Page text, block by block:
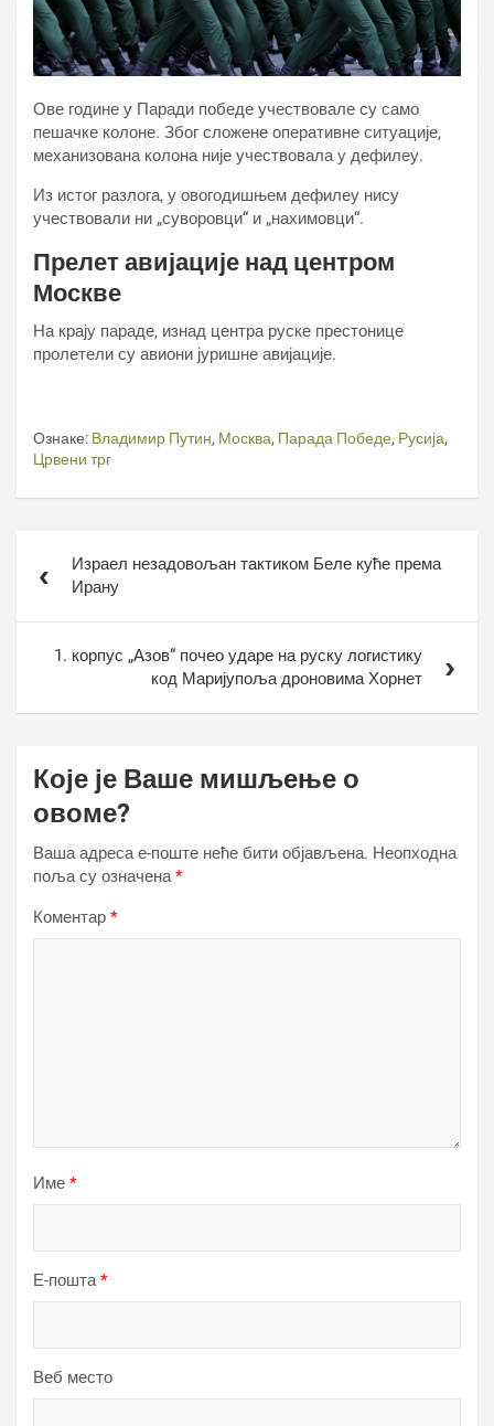
Ове године у Паради победе учествовале су само
пешачке колоне. Због сложене оперативне ситуације,
механизована колона није учествовала у дефилеу.
Из истог разлога, у овогодишњем дефилеу нису
учествовали ни „суворовци“ и „нахимовци“.
Прелет авијације над центром
Москве
На крају параде, изнад центра руске престонице
пролетели су авиони јуришне авијације.
Ознаке: Владимир Путин, Москва, Парада Победе, Русија,
Црвени трг
чланкаИзраел незадовољан тактиком Беле куће према
Ирану
1. корпус „Азов“ почео ударе на руску логистику
код Маријупоља дроновима Хорнет
Које је Ваше мишљење о
овоме?
Ваша адреса е-поште неће бити објављена. Неопходна
поља су означена*
Коментар *
Име *
Е-пошта*
Веб место